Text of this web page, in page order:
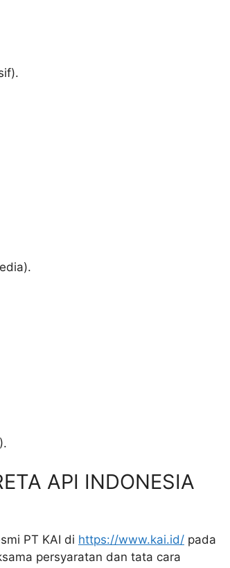
API INDONESIA
PT KAI di https://www.kai.id/ pada
persyaratan dan tata cara